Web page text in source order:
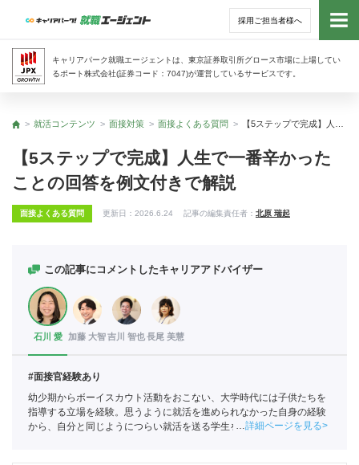
採用ご担当者様へ
キャリアパーク就職エージェントは、東京証券取引所グロース市場に上場してい
るポート株式会社(証券コード：7047)が運営しているサービスです。
トッ
トップ
就活コンテンツ 面接対策 面接よくある質問
【5ステップで完成】人生で一番辛かった
ことの回答を例文付きで解説
面接よくある質問 更新日： 2026.6.24 記事の編集責任者： 北原 瑞起
この記事にコメントしたキャリアアドバイザー
石川 愛 加藤 大智吉川 智也長尾 美慧
#面接官経験あり
幼少期からボーイスカウト活動をおこない、大学時代には子供たちを
指導する立場を経験。思うように就活を進められなかった自身の経験
から、自分と同じようにつらい就活を送る学生を1人でも少なくした
詳細ページを見る